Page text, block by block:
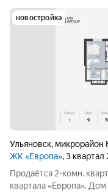
новостройка
Ульяновск, микрорайон
ЖК «Европа», 3
Продаётся 2-комн.
квартала «Европа». Дом «Греция» это